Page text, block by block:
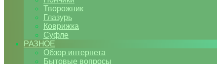
Творожник
Глазурь
Коврижка
Суфле
РАЗНОЕ
Обзор интернета
Бытовые вопросы